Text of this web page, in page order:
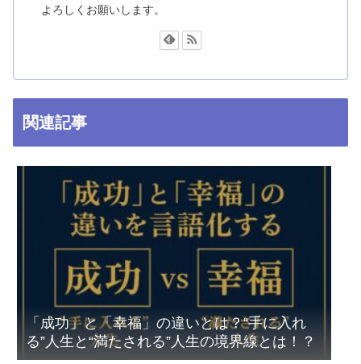
よろしくお願いします。
関連記事
「成功」と「幸福」の違いとは？“手に入れ
る”人生と“満たされる”人生の境界線とは！？